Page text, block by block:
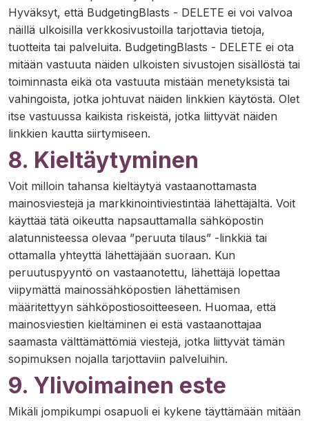
Hyväksyt, että BudgetingBlasts - DELETE ei voi valvoa
näillä ulkoisilla verkkosivustoilla tarjottavia tietoja,
tuotteita tai palveluita. BudgetingBlasts - DELETE ei ota
mitään vastuuta näiden ulkoisten sivustojen sisällöstä tai
toiminnasta eikä ota vastuuta mistään menetyksistä tai
vahingoista, jotka johtuvat näiden linkkien käytöstä. Olet
itse vastuussa kaikista riskeistä, jotka liittyvät näiden
linkkien kautta siirtymiseen.
8. Kieltäytyminen
Voit milloin tahansa kieltäytyä vastaanottamasta
mainosviestejä ja markkinointiviestintää lähettäjältä. Voit
käyttää tätä oikeutta napsauttamalla sähköpostin
alatunnisteessa olevaa ”peruuta tilaus” -linkkiä tai
ottamalla yhteyttä lähettäjään suoraan. Kun
peruutuspyyntö on vastaanotettu, lähettäjä lopettaa
viipymättä mainossähköpostien lähettämisen
määritettyyn sähköpostiosoitteeseen. Huomaa, että
mainosviestien kieltäminen ei estä vastaanottajaa
saamasta välttämättömiä viestejä, jotka liittyvät tämän
sopimuksen nojalla tarjottaviin palveluihin.
9. Ylivoimainen este
Mikäli jompikumpi osapuoli ei kykene täyttämään mitään